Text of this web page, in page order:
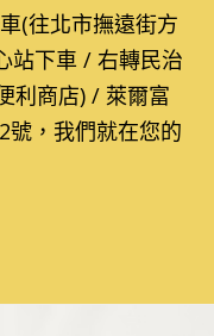
(往北市撫遠街方
站下車 / 右轉民治
利商店) / 萊爾富
號，我們就在您的